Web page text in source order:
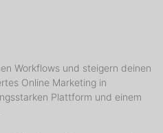
Workflows und steigern deinen
Online Marketing in
Plattform und einem